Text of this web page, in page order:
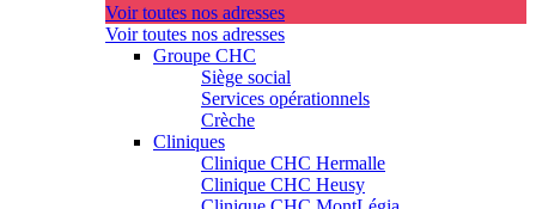
Voir toutes nos adresses
Voir toutes nos adresses
Groupe CHC
Siège social
Services opérationnels
Crèche
Cliniques
Clinique CHC Hermalle
Clinique CHC Heusy